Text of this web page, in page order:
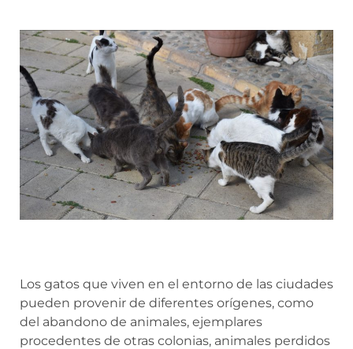
Los gatos que viven en el entorno de las ciudades
pueden provenir de diferentes orígenes, como
del abandono de animales, ejemplares
procedentes de otras colonias, animales perdidos